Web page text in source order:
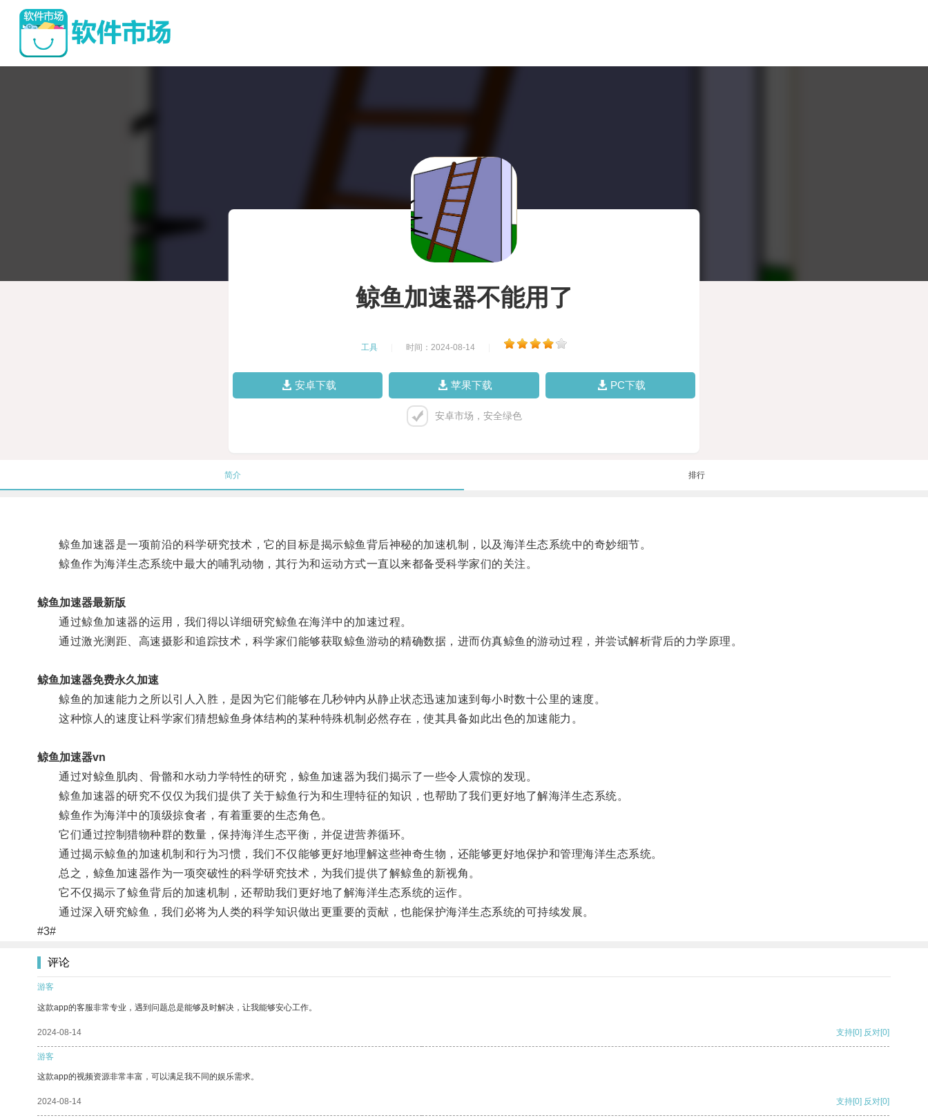
鲸鱼加速器不能用了
工具 时间：2024-08-14
安卓下载 苹果下载 PC下载
安卓市场，安全绿色
简介 排行
鲸鱼加速器是一项前沿的科学研究技术，它的目标是揭示鲸鱼背后神秘的加速机制，以及海洋生态系统中的奇妙细节。
鲸鱼作为海洋生态系统中最大的哺乳动物，其行为和运动方式一直以来都备受科学家们的关注。
鲸鱼加速器最新版
通过鲸鱼加速器的运用，我们得以详细研究鲸鱼在海洋中的加速过程。
通过激光测距、高速摄影和追踪技术，科学家们能够获取鲸鱼游动的精确数据，进而仿真鲸鱼的游动过程，并尝试解析背后的力学原理。
鲸鱼加速器免费永久加速
鲸鱼的加速能力之所以引人入胜，是因为它们能够在几秒钟内从静止状态迅速加速到每小时数十公里的速度。
这种惊人的速度让科学家们猜想鲸鱼身体结构的某种特殊机制必然存在，使其具备如此出色的加速能力。
鲸鱼加速器vn
通过对鲸鱼肌肉、骨骼和水动力学特性的研究，鲸鱼加速器为我们揭示了一些令人震惊的发现。
鲸鱼加速器的研究不仅仅为我们提供了关于鲸鱼行为和生理特征的知识，也帮助了我们更好地了解海洋生态系统。
鲸鱼作为海洋中的顶级掠食者，有着重要的生态角色。
它们通过控制猎物种群的数量，保持海洋生态平衡，并促进营养循环。
通过揭示鲸鱼的加速机制和行为习惯，我们不仅能够更好地理解这些神奇生物，还能够更好地保护和管理海洋生态系统。
总之，鲸鱼加速器作为一项突破性的科学研究技术，为我们提供了解鲸鱼的新视角。
它不仅揭示了鲸鱼背后的加速机制，还帮助我们更好地了解海洋生态系统的运作。
通过深入研究鲸鱼，我们必将为人类的科学知识做出更重要的贡献，也能保护海洋生态系统的可持续发展。
#3#
评论
游客
这款app的客服非常专业，遇到问题总是能够及时解决，让我能够安心工作。
2024-08-14 支持[0] 反对[0]
游客
这款app的视频资源非常丰富，可以满足我不同的娱乐需求。
2024-08-14 支持[0] 反对[0]